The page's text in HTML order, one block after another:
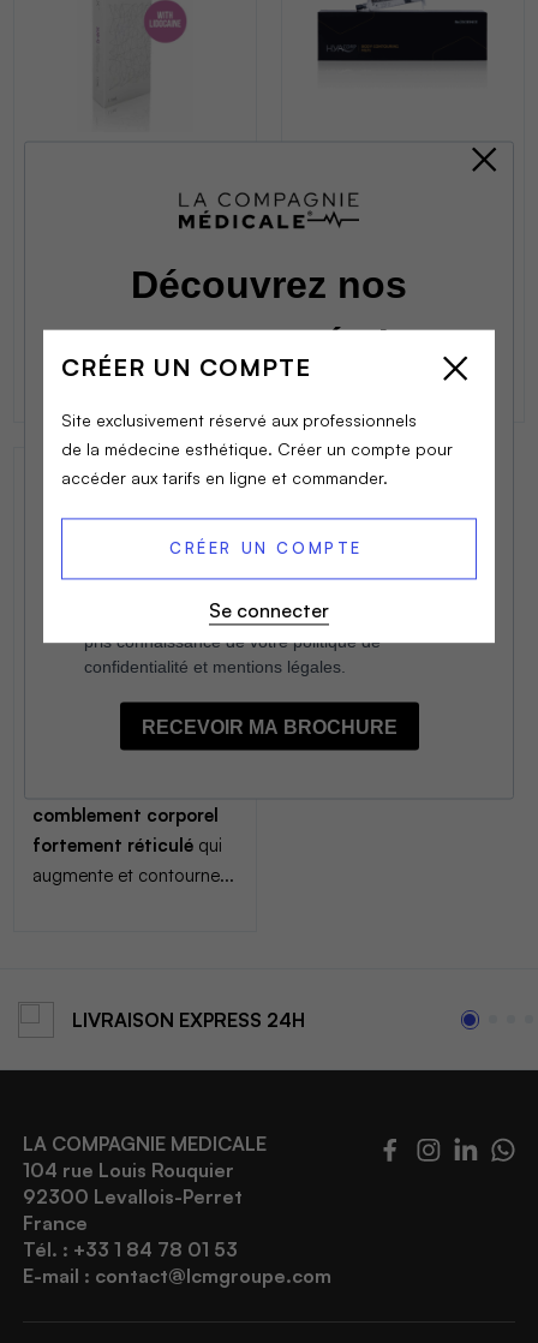
BODY CONTOURING
HYAcorp MLF1 est un
comblement corporel
Le produit est
spécialement conçu...
MLF2 - HYACORP
HYAcorp MLF2 est un
comblement corporel
fortement réticulé qui
augmente et contourne...
LIVRAISON EXPRESS 24H
CRÉER UN COMPTE
Site exclusivement réservé aux professionnels
de la médecine esthétique. Créer un compte pour
accéder aux tarifs en ligne et commander.
CRÉER UN COMPTE
Se connecter
LA COMPAGNIE MEDICALE
104 rue Louis Rouquier
92300 Levallois-Perret
France
Tél. : +33 1 84 78 01 53
E-mail : contact@lcmgroupe.com